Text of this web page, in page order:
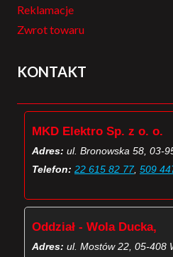
Reklamacje
Zwrot towaru
KONTAKT
MKD Elektro Sp. z o. o.
Adres: ul. Bronowska 58, 03-
Telefon: 22 615 82 77, 509
Oddział - Wola Ducka,
Adres: ul. Mostów 22, 05-408